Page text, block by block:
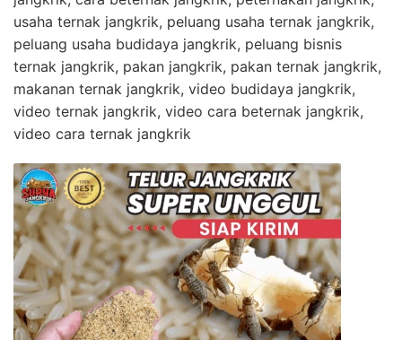
usaha ternak jangkrik, peluang usaha ternak jangkrik,
peluang usaha budidaya jangkrik, peluang bisnis
ternak jangkrik, pakan jangkrik, pakan ternak jangkrik,
makanan ternak jangkrik, video budidaya jangkrik,
video ternak jangkrik, video cara beternak jangkrik,
video cara ternak jangkrik